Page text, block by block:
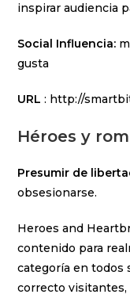
inspirar audiencia
Social Influencia:
gusta
URL: http://
Héroes y
Presumir de
obsesionarse.
Heroes and
contenido para
categoría en todos
correcto visitantes,